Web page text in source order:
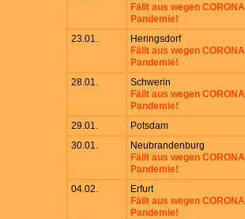
Fällt aus wegen CORONA
Pandemie!
23.01.
Heringsdorf
Fällt aus wegen CORONA
Pandemie!
28.01.
Schwerin
Fällt aus wegen CORONA
Pandemie!
29.01. Potsdam
30.01.
Neubrandenburg
Fällt aus wegen CORONA
Pandemie!
04.02.
Erfurt
Fällt aus wegen CORONA
Pandemie!